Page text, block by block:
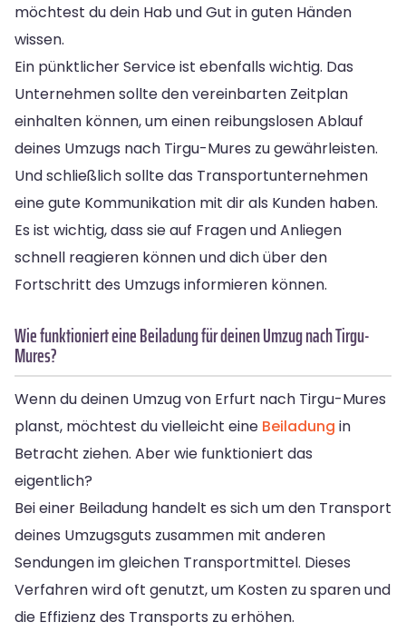
möchtest du dein Hab und Gut in guten Händen
wissen.
Ein pünktlicher Service ist ebenfalls wichtig. Das
Unternehmen sollte den vereinbarten Zeitplan
einhalten können, um einen reibungslosen Ablauf
deines Umzugs nach Tirgu-Mures zu gewährleisten.
Und schließlich sollte das Transportunternehmen
eine gute Kommunikation mit dir als Kunden haben.
Es ist wichtig, dass sie auf Fragen und Anliegen
schnell reagieren können und dich über den
Fortschritt des Umzugs informieren können.
Wie funktioniert eine Beiladung für deinen Umzug nach Tirgu-
Mures?
Wenn du deinen Umzug von Erfurt nach Tirgu-Mures
planst, möchtest du vielleicht eine Beiladung in
Betracht ziehen. Aber wie funktioniert das
eigentlich?
Bei einer Beiladung handelt es sich um den Transport
deines Umzugsguts zusammen mit anderen
Sendungen im gleichen Transportmittel. Dieses
Verfahren wird oft genutzt, um Kosten zu sparen und
die Effizienz des Transports zu erhöhen.